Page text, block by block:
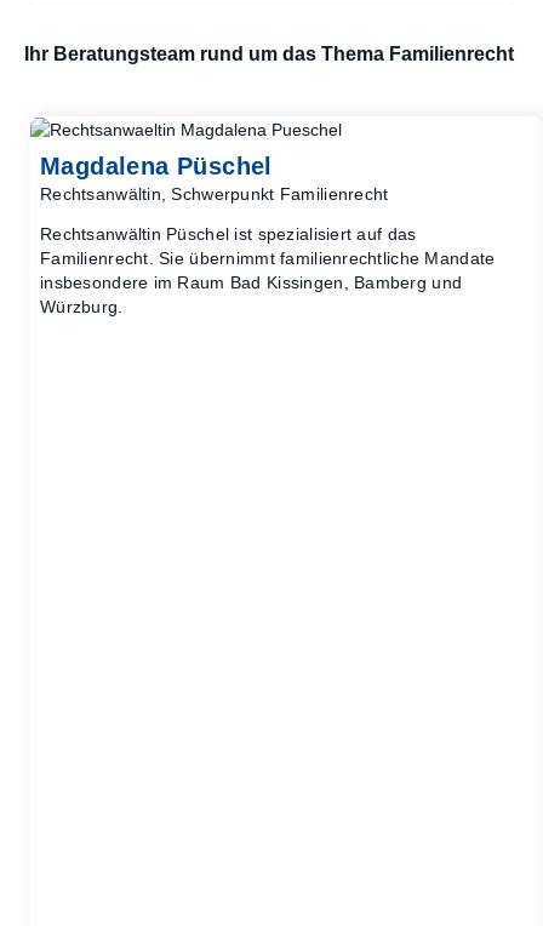
Ihr Beratungsteam rund um das Thema Familienrecht
Magdalena Püschel
Rechtsanwältin, Schwerpunkt Familienrecht
Rechtsanwältin Püschel ist spezialisiert auf das
Familienrecht. Sie übernimmt familienrechtliche Mandate
insbesondere im Raum Bad Kissingen, Bamberg und
Würzburg.